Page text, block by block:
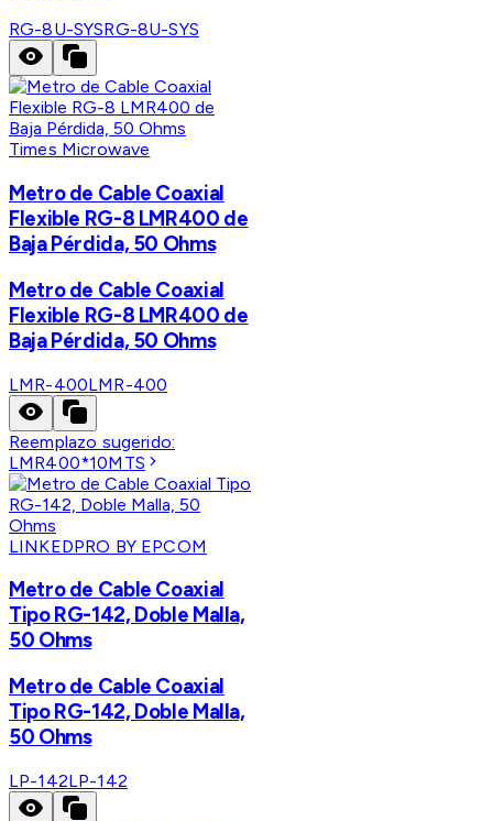
RG-8U-SYSRG-8U-SYS
Times Microwave
Metro de Cable Coaxial
Flexible RG-8 LMR400 de
Baja Pérdida, 50 Ohms
Metro de Cable Coaxial
Flexible RG-8 LMR400 de
Baja Pérdida, 50 Ohms
LMR-400LMR-400
Reemplazo sugerido:
LMR400*10MTS
LINKEDPRO BY EPCOM
Metro de Cable Coaxial
Tipo RG-142, Doble Malla,
50 Ohms
Metro de Cable Coaxial
Tipo RG-142, Doble Malla,
50 Ohms
LP-142LP-142